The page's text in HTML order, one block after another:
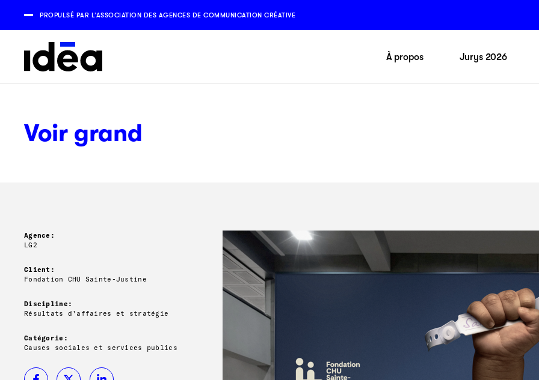
PROPULSÉ PAR L’ASSOCIATION DES AGENCES DE COMMUNICATION CRÉATIVE
À propos Jurys 2026
Voir grand
Agence:
LG2
Client:
Fondation CHU Sainte-Justine
Discipline:
Résultats d'affaires et stratégie
Catégorie:
Causes sociales et services publics